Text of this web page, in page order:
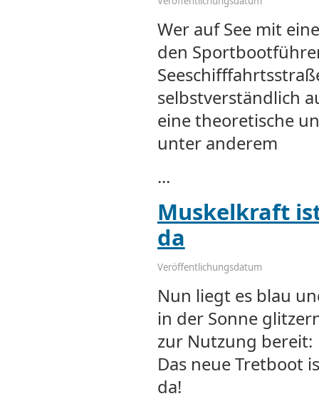
Wer auf See mit
den
selbstverständlich
eine theoretische
unter anderem
...
Muskelkraft
da
Veröffentlichungsdatum
Nun liegt es blau
in der Sonne
zur Nutzung bereit:
Das neue Tretboot
da!